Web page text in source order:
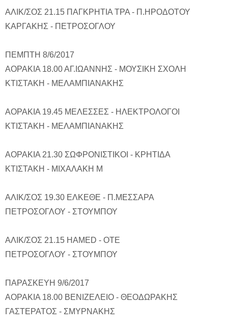
ΑΛΙΚ/ΣΟΣ 21.15 ΠΑΓΚΡΗΤΙΑ ΤΡΑ - Π.ΗΡΟΔΟΤΟΥ
ΚΑΡΓΑΚΗΣ - ΠΕΤΡΟΣΟΓΛΟΥ
ΠΕΜΠΤΗ 8/6/2017
ΑΟΡΑΚΙΑ 18.00 ΑΓ.ΙΩΑΝΝΗΣ - ΜΟΥΣΙΚΗ ΣΧΟΛΗ
ΚΤΙΣΤΑΚΗ - ΜΕΛΑΜΠΙΑΝΑΚΗΣ
ΑΟΡΑΚΙΑ 19.45 ΜΕΛΕΣΣΕΣ - ΗΛΕΚΤΡΟΛΟΓΟΙ
ΚΤΙΣΤΑΚΗ - ΜΕΛΑΜΠΙΑΝΑΚΗΣ
ΑΟΡΑΚΙΑ 21.30 ΣΩΦΡΟΝΙΣΤΙΚΟΙ - ΚΡΗΤΙΔΑ
ΚΤΙΣΤΑΚΗ - ΜΙΧΑΛΑΚΗ Μ
ΑΛΙΚ/ΣΟΣ 19.30 ΕΛΚΕΘΕ - Π.ΜΕΣΣΑΡΑ
ΠΕΤΡΟΣΟΓΛΟΥ - ΣΤΟΥΜΠΟΥ
ΑΛΙΚ/ΣΟΣ 21.15 HAMED - ΟΤΕ
ΠΕΤΡΟΣΟΓΛΟΥ - ΣΤΟΥΜΠΟΥ
ΠΑΡΑΣΚΕΥΗ 9/6/2017
ΑΟΡΑΚΙΑ 18.00 ΒΕΝΙΖΕΛΕΙΟ - ΘΕΟΔΩΡΑΚΗΣ
ΓΑΣΤΕΡΑΤΟΣ - ΣΜΥΡΝΑΚΗΣ